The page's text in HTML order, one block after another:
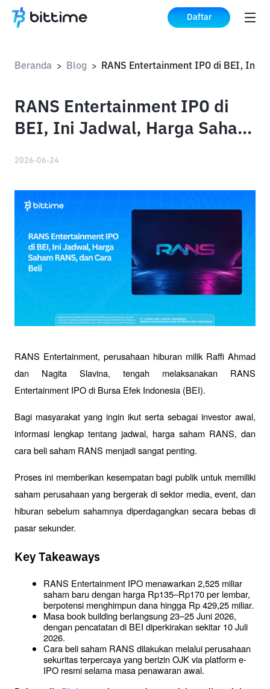
Daftar
Beranda > Blog >
RANS Entertainment IPO di
BEI, Ini Jadwal, Harga Saham
2026-06-24
RANS Entertainment, perusahaan hiburan milik Raffi Ahmad
dan Nagita Slavina, tengah melaksanakan RANS
Entertainment IPO di Bursa Efek Indonesia (BEI).
Bagi masyarakat yang ingin ikut serta sebagai investor awal,
informasi lengkap tentang jadwal, harga saham RANS, dan
cara beli saham RANS menjadi sangat penting.
Proses ini memberikan kesempatan bagi publik untuk memiliki
saham perusahaan yang bergerak di sektor media, event, dan
hiburan sebelum sahamnya diperdagangkan secara bebas di
pasar sekunder.
Key Takeaways
RANS Entertainment IPO menawarkan 2,525 miliar
saham baru dengan harga Rp135–Rp170 per lembar,
berpotensi menghimpun dana hingga Rp 429,25 miliar.
Masa book building berlangsung 23–25 Juni 2026,
dengan pencatatan di BEI diperkirakan sekitar 10 Juli
2026.
Cara beli saham RANS dilakukan melalui perusahaan
sekuritas terpercaya yang berizin OJK via platform e-
IPO resmi selama masa penawaran awal.